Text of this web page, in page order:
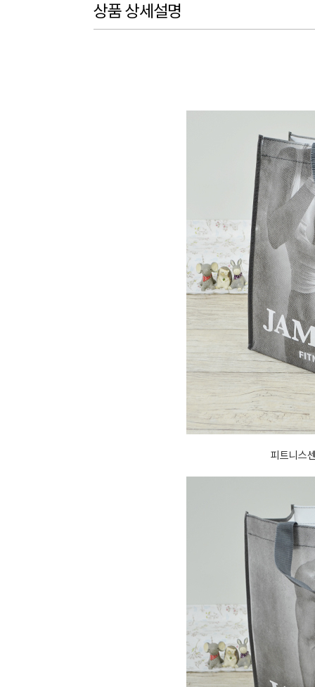
상품 상세설명
피트니스